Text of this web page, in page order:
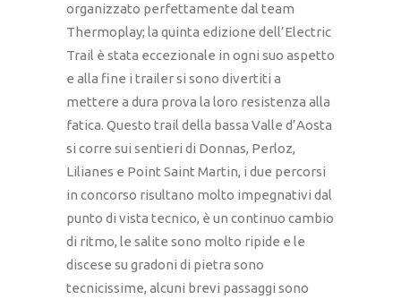
organizzato perfettamente dal team
Thermoplay; la quinta edizione dell’Electric
Trail è stata eccezionale in ogni suo aspetto
e alla fine i trailer si sono divertiti a
mettere a dura prova la loro resistenza alla
fatica. Questo trail della bassa Valle d’Aosta
si corre sui sentieri di Donnas, Perloz,
Lilianes e Point Saint Martin, i due percorsi
in concorso risultano molto impegnativi dal
punto di vista tecnico, è un continuo cambio
di ritmo, le salite sono molto ripide e le
discese su gradoni di pietra sono
tecnicissime, alcuni brevi passaggi sono